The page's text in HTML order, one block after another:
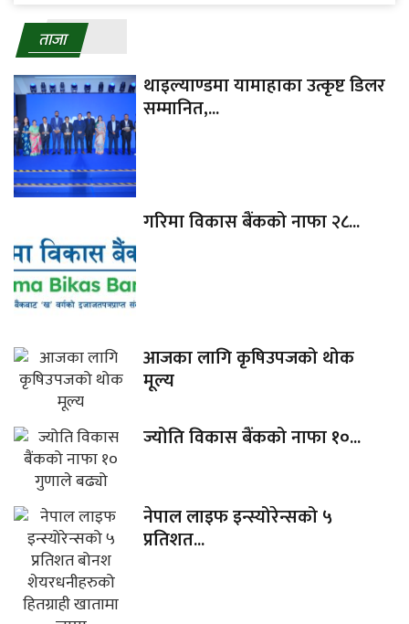
ताजा
थाइल्याण्डमा यामाहाका उत्कृष्ट डिलर
सम्मानित,...
गरिमा विकास बैंकको नाफा २८...
आजका लागि कृषिउपजको थोक
मूल्य
ज्योति विकास बैंकको नाफा १०...
नेपाल लाइफ इन्स्योरेन्सको ५
प्रतिशत...